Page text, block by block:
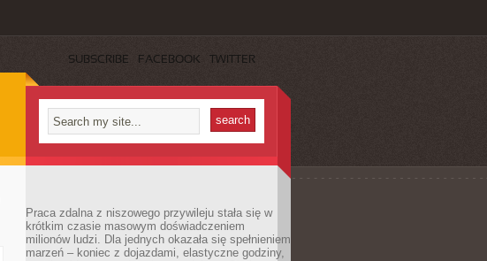
SUBSCRIBE FACEBOOK TWITTER
Praca zdalna z niszowego przywileju stała się w
krótkim czasie masowym doświadczeniem
milionów ludzi. Dla jednych okazała się spełnieniem
marzeń – koniec z dojazdami, elastyczne godziny,